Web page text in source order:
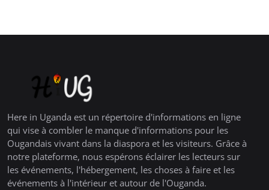
Here in Uganda est un répertoire d'informations en ligne
qui vise à combler le manque d'informations pour les
Ougandais vivant dans la diaspora et les visiteurs. Grâce à
notre plateforme, nous espérons éclairer les lecteurs sur
les événements, l'hébergement, les choses à faire et les
événements à l'intérieur et autour de l'Ouganda.